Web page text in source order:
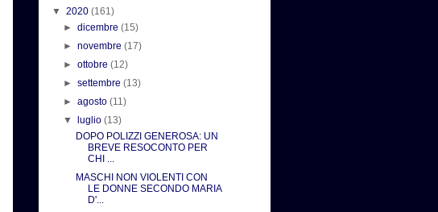
▼ 2020 (161)
►dicembre(15)
►novembre(17)
►ottobre(12)
►settembre(13)
►agosto(11)
▼
luglio(13)
DOPO POLIZZI GENEROSA: UN
BREVE RESOCONTO PER
CHI ...
MASCHI NON VIOLENTI CON
LE DONNE SECONDO MARIA
D'...